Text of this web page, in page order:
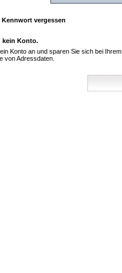
Kennwort vergessen
kein Konto.
Konto an und sparen Sie sich bei
von Adressdaten.